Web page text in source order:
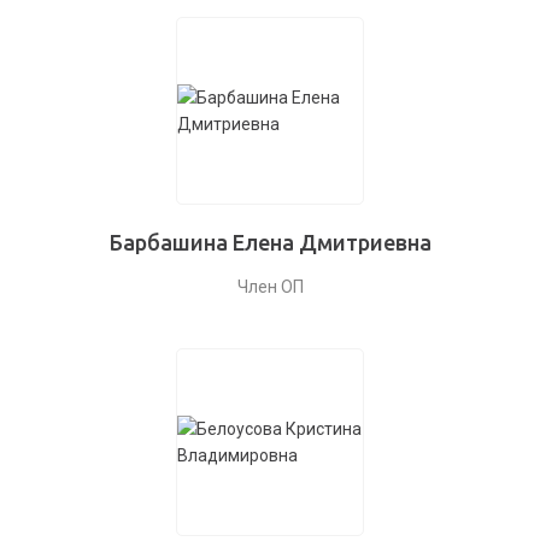
Барбашина Елена Дмитриевна
Член ОП